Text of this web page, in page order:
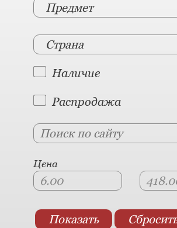
Предмет
Страна
Наличие
Распродажа
Цена